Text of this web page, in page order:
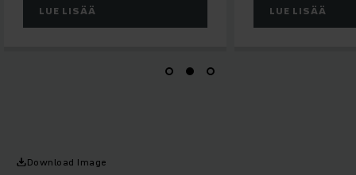
LUE LISÄÄ LUE LISÄÄ
Download Image